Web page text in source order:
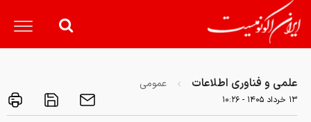
علمی و فناوری اطلاعات عمومی
۱۳ خرداد ۱۴۰۵ - ۱۰:۲۶